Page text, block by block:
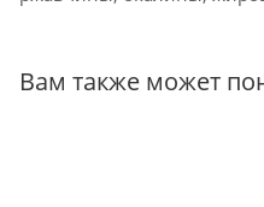
Вам также может